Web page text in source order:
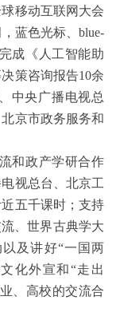
移动互联网大会
蓝色光标、 blue-
成《人工智能助
策咨询报告10余
中央广播电视总
京市政务服务和
和政产学研合作
视总台、北京工
五千课时；支持
、世界古典学大
及讲好“一国两
化外宣和“走出
、高校的交流合